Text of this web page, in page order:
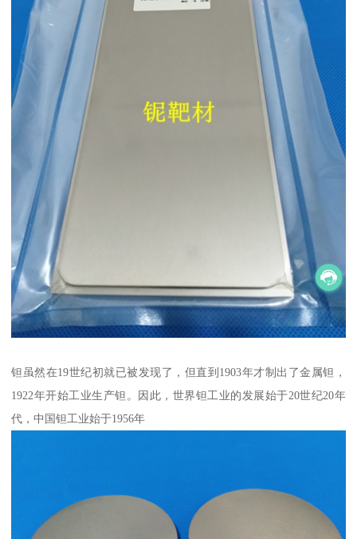
钽虽然在19世纪初就已被发现了，但直到1903年才制出了金属钽，
1922年开始工业生产钽。因此，世界钽工业的发展始于20世纪20年
代，中国钽工业始于1956年